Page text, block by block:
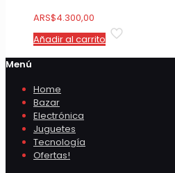
ARS$4.300,00
Añadir al carrito
Menú
Home
Bazar
Electrónica
Juguetes
Tecnología
Ofertas!